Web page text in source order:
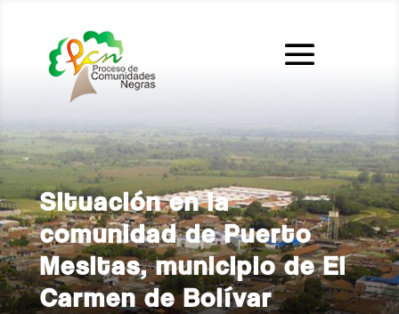
Situación en la
comunidad de Puerto
Mesitas, municipio de El
Carmen de Bolívar